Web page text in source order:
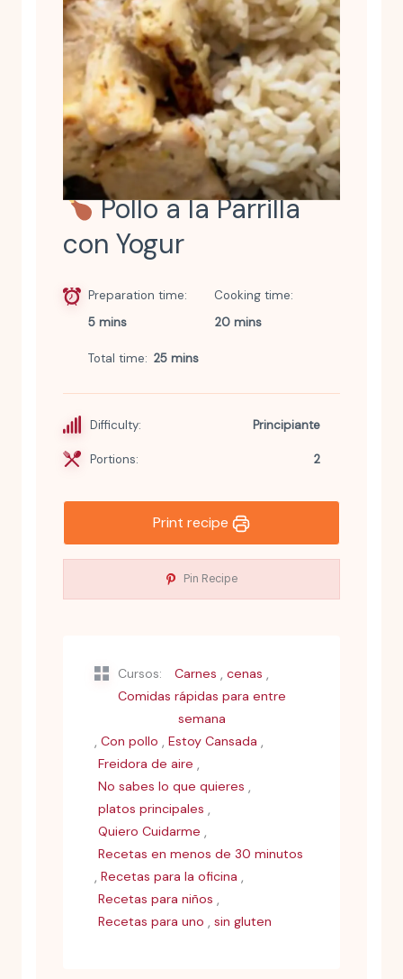
Pollo a la Parrilla
con Yogur
Preparation time
5 mins
Cooking time
20 mins
Total time 25 mins
Difficulty: Principiante
Portions: 2
Print recipe
Pin Recipe
Cursos: Carnes , cenas ,
Comidas rápidas para entre
semana
, Con pollo , Estoy Cansada ,
Freidora de aire ,
No sabes lo que quieres ,
platos principales ,
Quiero Cuidarme ,
Recetas en menos de 30 minutos
, Recetas para la oficina ,
Recetas para niños ,
Recetas para uno , sin gluten